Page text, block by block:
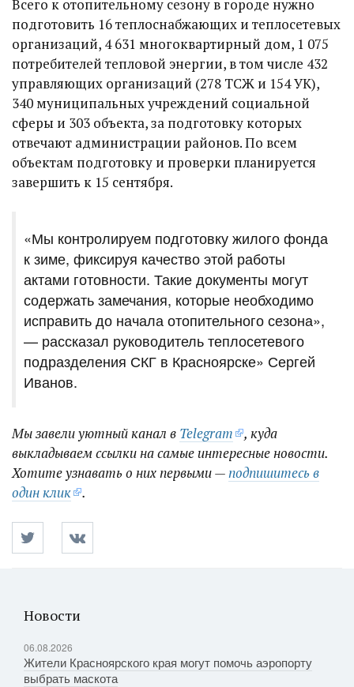
​Всего к отопительному сезону в городе нужно
подготовить 16 теплоснабжающих и теплосетевых
организаций, 4 631 многоквартирный дом, 1 075
потребителей тепловой энергии, в том числе 432
управляющих организаций (278 ТСЖ и 154 УК),
340 муниципальных учреждений социальной
сферы и 303 объекта, за подготовку которых
отвечают администрации районов. По всем
объектам подготовку и проверки планируется
завершить к 15 сентября.
​«Мы контролируем подготовку жилого фонда
к зиме, фиксируя качество этой работы
актами готовности. Такие документы могут
содержать замечания, которые необходимо
исправить до начала отопительного сезона»,
— рассказал руководитель теплосетевого
подразделения СКГ в Красноярске» Сергей
Иванов.
Мы завели уютный канал в Telegram
, куда
выкладываем ссылки на самые интересные новости.
Хотите узнавать о них первыми —подпишитесь в
один клик
.
Новости
06.08.2026
Жители Красноярского края могут помочь аэропорту
выбрать маскота